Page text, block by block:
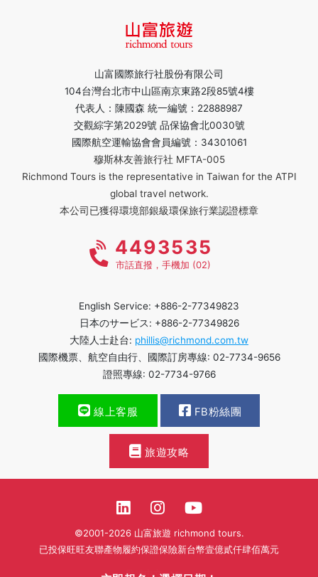
山富國際旅行社股份有限公司
104台灣台北市中山區南京東路2段85號4樓
代表人：陳國森 統一編號：22888987
交觀綜字第2029號 品保協會北0030號
國際航空運輸協會會員編號：34301061
穆斯林友善旅行社 MFTA-005
Richmond Tours is the representative in Taiwan for the ATPI
global travel network.
本公司已獲得環境部銀級環保旅行業認證標章
4493535
市話直撥，手機加 (02)
English Service: +886-2-77349823
日本のサービス: +886-2-77349826
大陸人士赴台: phillis@richmond.com.tw
國際機票、航空自由行、國際訂房專線: 02-7734-9656
證照專線: 02-7734-9766
線上客服 FB粉絲團
旅遊攻略
©2001-2026 山富旅遊 richmond tours.
已投保旺旺友聯產物履約保證保險新台幣壹億貳仟肆佰萬元
繁體中文